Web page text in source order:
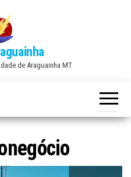
de Araguainha MT